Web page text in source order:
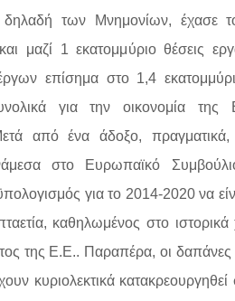
δηλαδή των Μνημονίων, έχασε
μαζί 1 εκατομμύριο θέσεις
επίσημα στο 1,4
για την οικονομία
από ένα άδοξο,
στο Ευρωπαϊκό
για το 2014-2020 να
καθηλωμένος στο
της Ε.Ε.. Παραπέρα, οι δαπάνες
κυριολεκτικά